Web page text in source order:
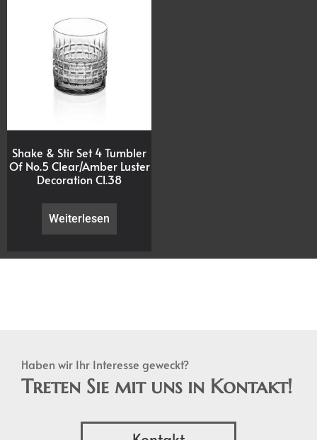
Shake & Stir Set 4 Tumbler
Of No.5 Clear/Amber Luster
Decoration Cl.38
Weiterlesen
Haben wir Ihr Interesse geweckt?
Treten Sie mit uns in Kontakt!